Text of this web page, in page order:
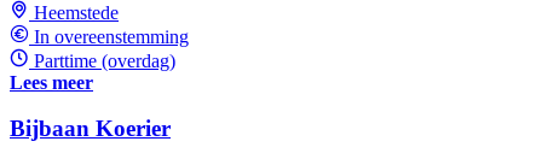
Heemstede
In overeenstemming
Parttime (overdag)
Lees meer
Bijbaan Koerier